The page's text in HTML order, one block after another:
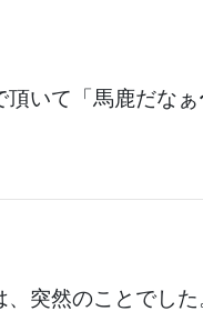
いて「馬鹿だなぁ
突然のことでした